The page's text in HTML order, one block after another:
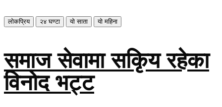
लोकप्रिय २४ घण्टा यो साता यो महिना
समाज सेवामा सकिृय रहेका
विनोद भट्ट